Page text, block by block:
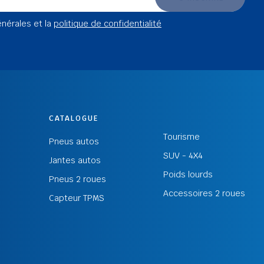
et la politique de confidentialité
CATALOGUE
Pneus autos
Jantes autos
Pneus 2 roues
Capteur TPMS
Tourisme
SUV - 4X4
Poids lourds
Accessoires 2 roues